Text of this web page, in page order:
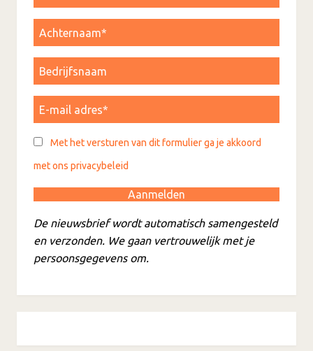
Met het versturen van dit formulier ga je akkoord
met ons privacybeleid
De nieuwsbrief wordt automatisch samengesteld
en verzonden. We gaan vertrouwelijk met je
persoonsgegevens om.